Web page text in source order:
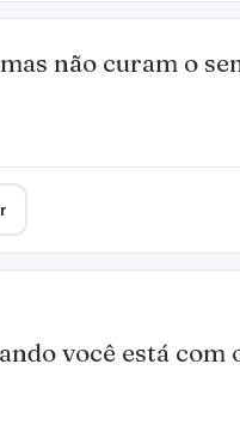
não curam o
você está com